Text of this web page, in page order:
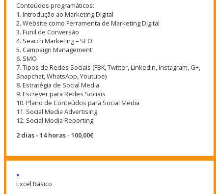
Conteúdos programáticos:
1. Introdução ao Marketing Digital
2. Website como Ferramenta de Marketing Digital
3. Funil de Conversão
4. Search Marketing – SEO
5. Campaign Management
6. SMO
7. Tipos de Redes Sociais (FBK, Twitter, Linkedin, Instagram, G+,
Snapchat, WhatsApp, Youtube)
8. Estratégia de Social Media
9. Escrever para Redes Sociais
10. Plano de Conteúdos para Social Media
11. Social Media Advertising
12. Social Media Reporting
2 dias - 14 horas - 100,00€
×
Excel Básico